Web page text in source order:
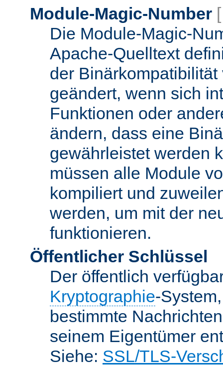
Module-Magic-Number
Die Module-Magic-
Apache-Quelltext
der
geändert, wenn sich
Funktionen oder
ändern, dass eine
gewährleistet werden
müssen alle Module
kompiliert und
werden, um mit der
funktionieren.
Öffentlicher Schlüssel
Der öffentlich
Kryptographie-
bestimmte
seinem Eigentümer
Siehe: SSL/TLS-